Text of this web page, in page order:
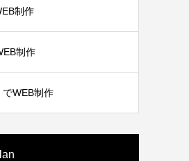
作事例 BIVIO 様
制作
制作
でWEB制作